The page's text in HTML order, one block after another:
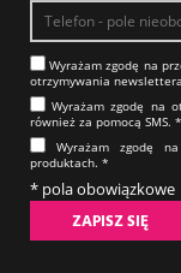
Wyrażam zgodę na
otrzy­my­wa­nia
Wyrażam zgodę na
również za pomocą SMS.​​​​​​​ *
Wyrażam zgodę
produktach.​​​​​​​ *
* pola obowiązkowe